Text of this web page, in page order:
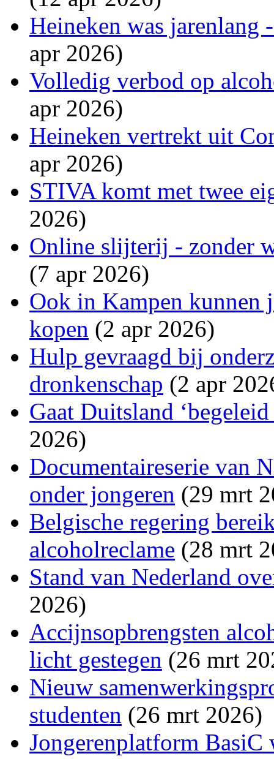
Heineken was jarenlang
apr 2026)
Volledig verbod op
apr 2026)
Heineken vertrekt uit
apr 2026)
STIVA komt met twee
2026)
Online slijterij - zonder
(7 apr 2026)
Ook in Kampen kunnen
kopen (2 apr 2026)
Hulp gevraagd bij
dronkenschap (2 apr
Gaat Duitsland
2026)
Documentaireserie van
onder jongeren (29 mrt
Belgische regering
alcoholreclame (28 mrt
Stand van Nederland
2026)
Accijnsopbrengsten
licht gestegen (26 mrt
Nieuw
studenten (26 mrt 2026)
Jongerenplatform BasiC